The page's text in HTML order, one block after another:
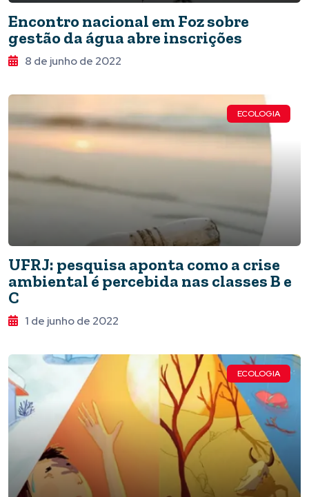
Encontro nacional em Foz sobre
gestão da água abre inscrições
8 de junho de 2022
ECOLOGIA
UFRJ: pesquisa aponta como a crise
ambiental é percebida nas classes B e
C
1 de junho de 2022
ECOLOGIA